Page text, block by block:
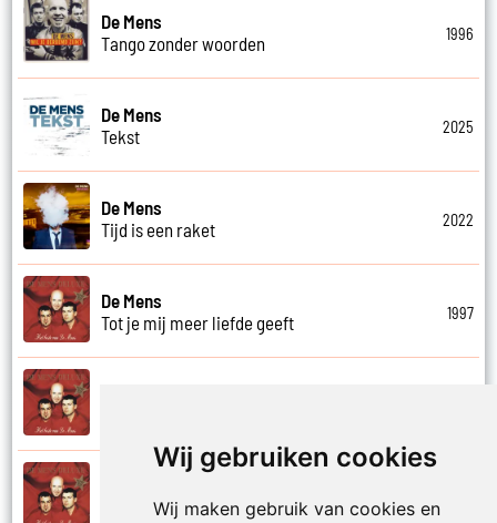
Wij gebruiken cookies
Wij maken gebruik van cookies en
De Mens
Tango zonder woorden
1996
De Mens
Tekst
2025
De Mens
Tijd is een raket
2022
De Mens
Tot je mij meer liefde geeft
1997
Val niet in liefde I